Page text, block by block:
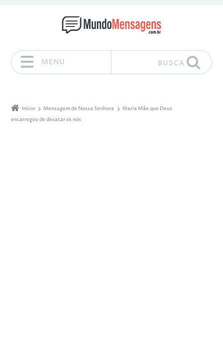
MENU BUSCA
Início Mensagem de Nossa Senhora
Maria Mãe que Deus
encarregou de desatar os nós